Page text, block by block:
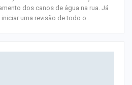
dos canos de água na rua. Já
uma revisão de todo o